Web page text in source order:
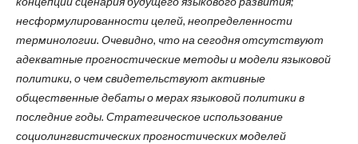
несформулированности целей, неопределенности
терминологии. Очевидно, что на сегодня отсутствуют
адекватные прогностические методы и модели языковой
политики, о чем свидетельствуют активные
общественные дебаты о мерах языковой политики в
последние годы. Стратегическое использование
социолингвистических прогностических моделей